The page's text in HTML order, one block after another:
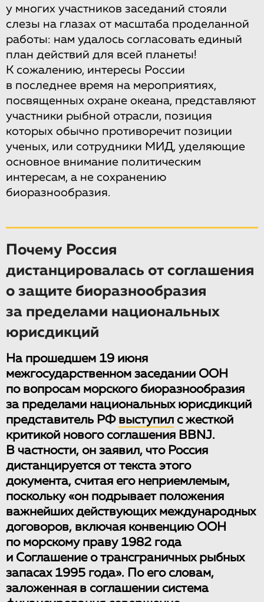
у многих участников заседаний стояли
слезы на глазах от масштаба проделанной
работы: нам удалось согласовать единый
план действий для всей планеты!
К сожалению, интересы России
в последнее время на мероприятиях,
посвященных охране океана, представляют
участники рыбной отрасли, позиция
которых обычно противоречит позиции
ученых, или сотрудники МИД, уделяющие
основное внимание политическим
интересам, а не сохранению
биоразнообразия.
Почему Россия
дистанцировалась от соглашения
о защите биоразнообразия
за пределами национальных
юрисдикций
На прошедшем 19 июня
межгосударственном заседании ООН
по вопросам морского биоразнообразия
за пределами национальных юрисдикций
представитель РФ выступил с жесткой
критикой нового соглашения BBNJ.
В частности, он заявил, что Россия
дистанцируется от текста этого
документа, считая его неприемлемым,
поскольку «он подрывает положения
важнейших действующих международных
договоров, включая конвенцию ООН
по морскому праву 1982 года
и Соглашение о трансграничных рыбных
запасах 1995 года». По его словам,
заложенная в соглашении система